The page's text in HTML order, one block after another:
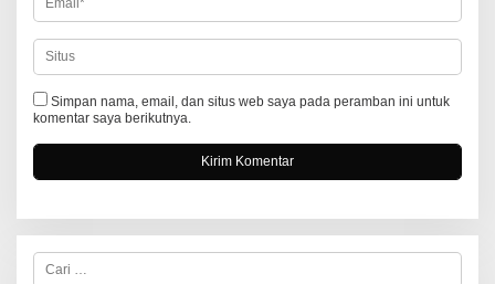
Simpan nama, email, dan situs web saya pada peramban ini untuk
komentar saya berikutnya.
C